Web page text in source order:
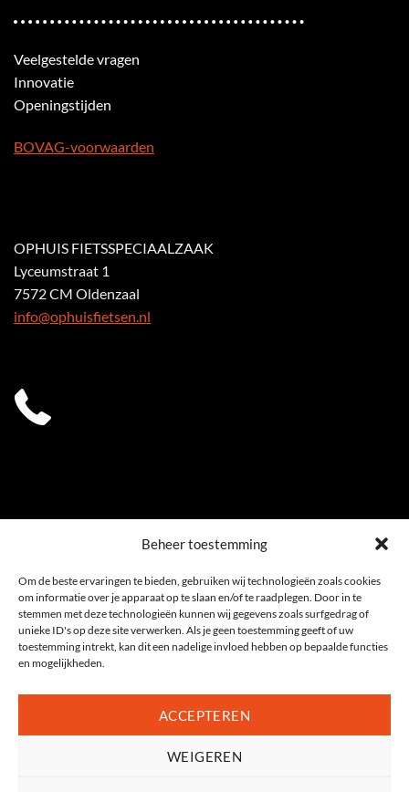
Beheer toestemming
Om de beste ervaringen te bieden, gebruiken wij technologieën zoals cookies
om informatie over je apparaat op te slaan en/of te raadplegen. Door in te
stemmen met deze technologieën kunnen wij gegevens zoals surfgedrag of
unieke ID's op deze site verwerken. Als je geen toestemming geeft of uw
toestemming intrekt, kan dit een nadelige invloed hebben op bepaalde functies
en mogelijkheden.
ACCEPTEREN
WEIGEREN
Veelgestelde vragen
Innovatie
Openingstijden
BOVAG-voorwaarden
OPHUIS FIETSSPECIAALZAAK
Lyceumstraat 1
7572 CM Oldenzaal
info@ophuisfietsen.nl
0541 539 353